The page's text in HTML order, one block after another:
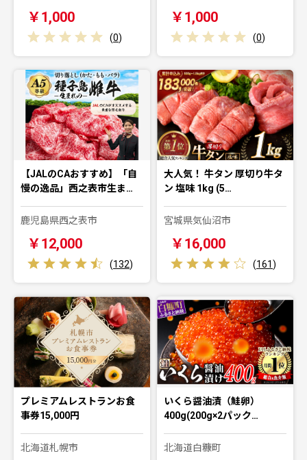
￥1,000
(0)
￥1,000
(0)
【JALのCAおすすめ】「自
慢の逸品」西之表市生ま…
鹿児島県西之表市
￥12,000
(132)
大人気！ 牛タン 厚切り牛タ
ン 塩味 1kg (5…
宮城県気仙沼市
￥16,000
(161)
プレミアムレストランお食
事券15,000円
北海道札幌市
いくら醤油漬（鮭卵）
400g(200g×2パック…
北海道白糠町